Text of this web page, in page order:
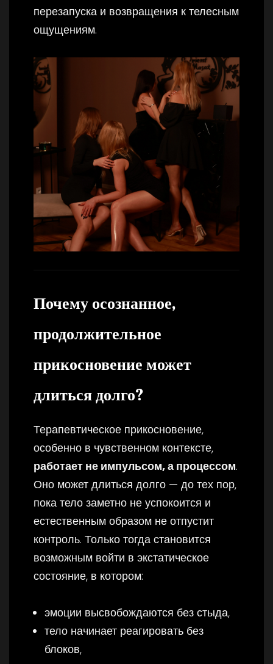
перезапуска и возвращения к телесным
ощущениям.
Почему осознанное,
продолжительное
прикосновение может
длиться долго?
Терапевтическое прикосновение,
особенно в чувственном контексте,
работает не импульсом, а процессом.
Оно может длиться долго — до тех пор,
пока тело заметно не успокоится и
естественным образом не отпустит
контроль. Только тогда становится
возможным войти в экстатическое
состояние, в котором:
эмоции высвобождаются без стыда,
тело начинает реагировать без
блоков,